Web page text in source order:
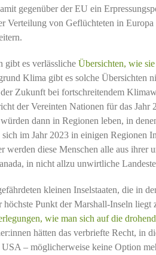
gegenüber der EU ein
Verteilung von Geflüchteten in
gibt es verlässliche Übersichten, wie
Klima gibt es solche Übersichten
Zukunft bei fortschreitendem
der Vereinten Nationen für das Jahr
dann in Regionen leben, in
im Jahr 2023 in einigen Regionen
werden diese Menschen alle aus
in nicht allzu unwirtliche
kleinen Inselstaaten, die in
höchste Punkt der Marshall-Inseln
wie man sich auf die
hätten das verbriefte Recht, in
– möglicherweise keine Option